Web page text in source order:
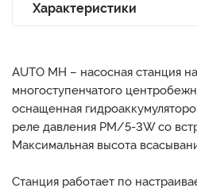
Характеристики
AUTO MH – насосная станция
многоступенчатого
оснащенная
реле давления PM/5-3W со
Максимальная высота
Станция работает по